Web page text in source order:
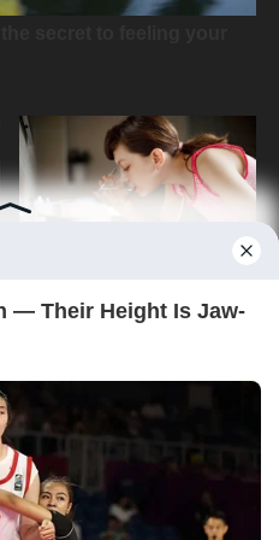
Media Oposisi Cerdas